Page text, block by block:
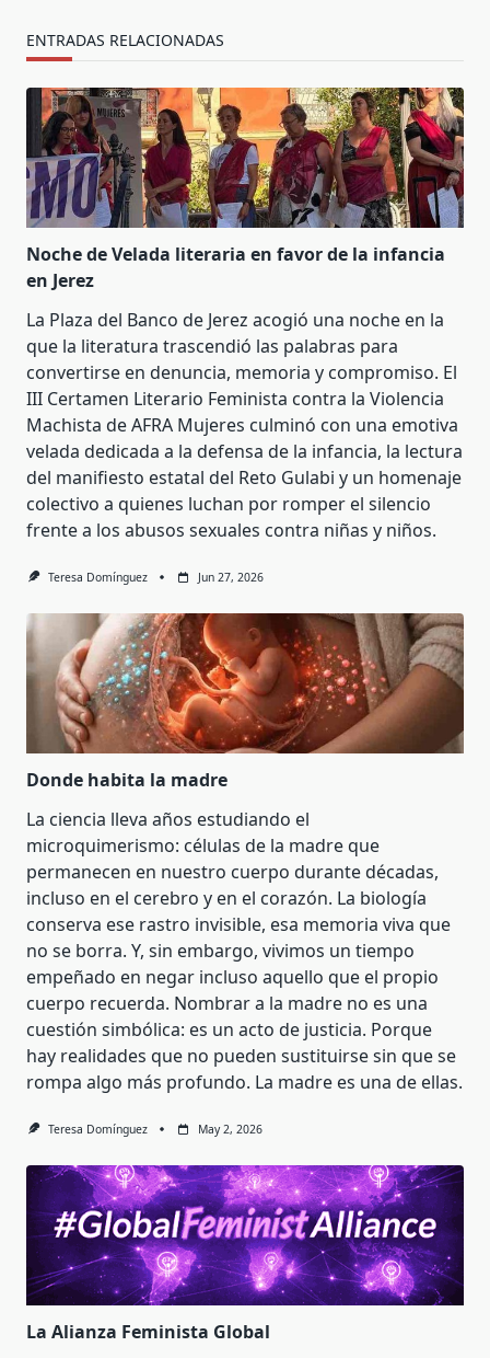
ENTRADAS RELACIONADAS
Noche de Velada literaria en favor de la infancia
en Jerez
La Plaza del Banco de Jerez acogió una noche en la
que la literatura trascendió las palabras para
convertirse en denuncia, memoria y compromiso. El
III Certamen Literario Feminista contra la Violencia
Machista de AFRA Mujeres culminó con una emotiva
velada dedicada a la defensa de la infancia, la lectura
del manifiesto estatal del Reto Gulabi y un homenaje
colectivo a quienes luchan por romper el silencio
frente a los abusos sexuales contra niñas y niños.
Teresa Domínguez Jun 27, 2026
Donde habita la madre
La ciencia lleva años estudiando el
microquimerismo: células de la madre que
permanecen en nuestro cuerpo durante décadas,
incluso en el cerebro y en el corazón. La biología
conserva ese rastro invisible, esa memoria viva que
no se borra. Y, sin embargo, vivimos un tiempo
empeñado en negar incluso aquello que el propio
cuerpo recuerda. Nombrar a la madre no es una
cuestión simbólica: es un acto de justicia. Porque
hay realidades que no pueden sustituirse sin que se
rompa algo más profundo. La madre es una de ellas.
Teresa Domínguez May 2, 2026
La Alianza Feminista Global